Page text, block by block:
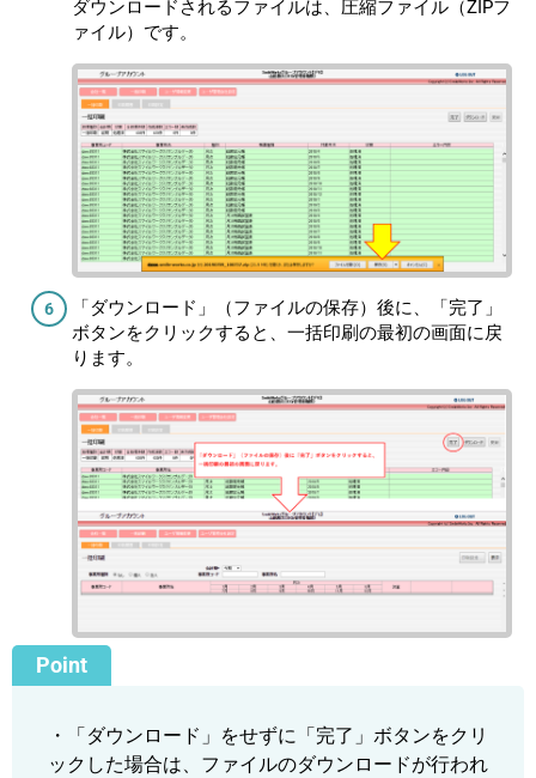
ダウンロードされるファイルは、圧縮ファイル（ZIPフ
ァイル）です。
「ダウンロード」（ファイルの保存）後に、「完了」
ボタンをクリックすると、一括印刷の最初の画面に戻
ります。
・「ダウンロード」をせずに「完了」ボタンをクリ
ックした場合は、ファイルのダウンロードが行われ